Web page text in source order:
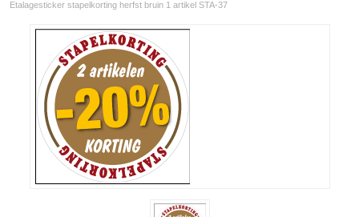
Etalagesticker stapelkorting herfst bruin 1 artikel STA-37